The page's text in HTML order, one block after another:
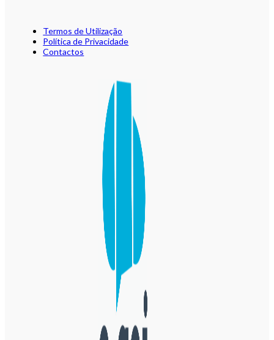
Termos de Utilização
Política de Privacidade
Contactos